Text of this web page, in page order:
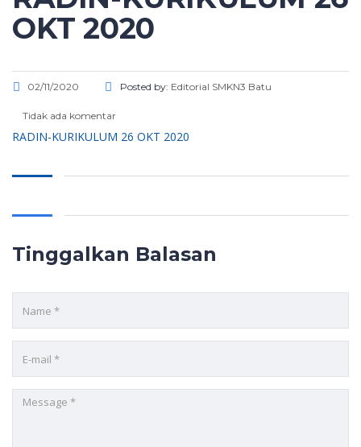
OKT 2020
02/11/2020 Posted by: Editorial SMKN3 Batu
Tidak ada komentar
RADIN-KURIKULUM 26 OKT 2020
Tinggalkan Balasan